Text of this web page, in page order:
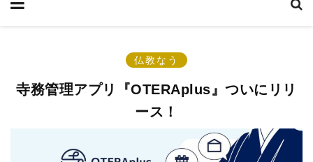
仏教なう
寺務管理アプリ『OTERAplus』ついにリリ
ース！